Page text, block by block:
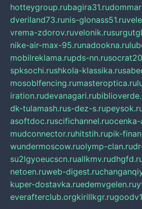
hotteygroup.rubagira31.ru
dveriland73.runis-glonass51.ru
vrema-zdorov.ruvelonik.ru
nike-air-max-95.runadookna.ru
mobilreklama.rupds-nn.ru
spksochi.rushkola-klassika.ru
mosoblfencing.rumasteroptica.ru
iration.rudevanagari.ru
dk-tulamash.rus-dez-s.ru
asoftdoc.ruscifichannel.ruocenka-
mudconnector.ruhitstih.rupik-
wundermoscow.ruolymp-clan.ru
su2lgyoeucscn.ruallkmv.ru
netoen.ruweb-digest.ru
kuper-dostavka.ruedemvgelen.ru
everafterclub.orgkirillkgr.ru